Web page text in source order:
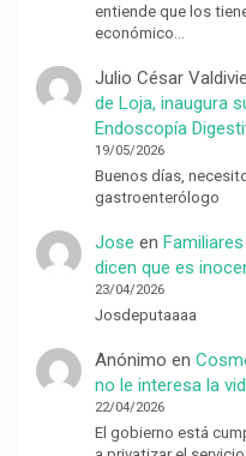
entiende que los
económico…
Julio César
de Loja, inaugura
Endoscopía
19/05/2026
Buenos días,
gastroenterólogo
Jose en
dicen que es
23/04/2026
Josdeputaaaa
Anónimo en
no le interesa la
22/04/2026
El gobierno está